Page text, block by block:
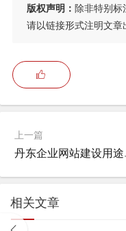
版权声明： 除非特别标
请以链接形式注明文章
上一篇
丹东企业
相关文章